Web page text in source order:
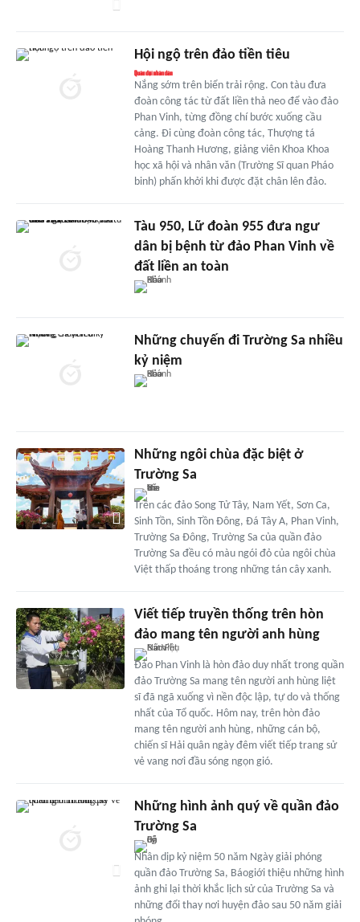
Hội ngộ trên đảo tiền tiêu
Nắng sớm trên biển trải rộng. Con tàu đưa
đoàn công tác từ đất liền thả neo để vào đảo
Phan Vinh, từng đồng chí bước xuống cầu
cảng. Đi cùng đoàn công tác, Thượng tá
Hoàng Thanh Hương, giảng viên Khoa Khoa
học xã hội và nhân văn (Trường Sĩ quan Pháo
binh) phấn khởi khi được đặt chân lên đảo.
Tàu 950, Lữ đoàn 955 đưa ngư
dân bị bệnh từ đảo Phan Vinh về
đất liền an toàn
Những chuyến đi Trường Sa nhiều
kỷ niệm
Những ngôi chùa đặc biệt ở
Trường Sa
Trên các đảo Song Tử Tây, Nam Yết, Sơn Ca,
Sinh Tồn, Sinh Tồn Đông, Đá Tây A, Phan Vinh,
Trường Sa Đông, Trường Sa của quần đảo
Trường Sa đều có màu ngói đỏ của ngôi chùa
Việt thấp thoáng trong những tán cây xanh.
Viết tiếp truyền thống trên hòn
đảo mang tên người anh hùng
Đảo Phan Vinh là hòn đảo duy nhất trong quần
đảo Trường Sa mang tên người anh hùng liệt
sĩ đã ngã xuống vì nền độc lập, tự do và thống
nhất của Tổ quốc. Hôm nay, trên hòn đảo
mang tên người anh hùng, những cán bộ,
chiến sĩ Hải quân ngày đêm viết tiếp trang sử
vẻ vang nơi đầu sóng ngọn gió.
Những hình ảnh quý về quần đảo
Trường Sa
Nhân dịp kỷ niệm 50 năm Ngày giải phóng
quần đảo Trường Sa, Báogiới thiệu những hình
ảnh ghi lại thời khắc lịch sử của Trường Sa và
những đổi thay nơi huyện đảo sau 50 năm giải